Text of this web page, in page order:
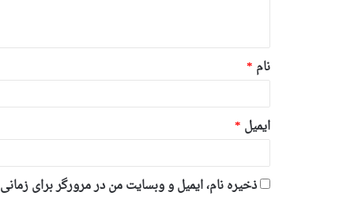
*
نام *
ایمیل *
ذخیره نام، ایمیل و وبسایت من در مرورگر برای